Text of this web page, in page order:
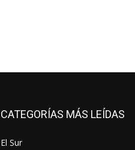
CATEGORÍAS MÁS LEÍDAS
El Sur